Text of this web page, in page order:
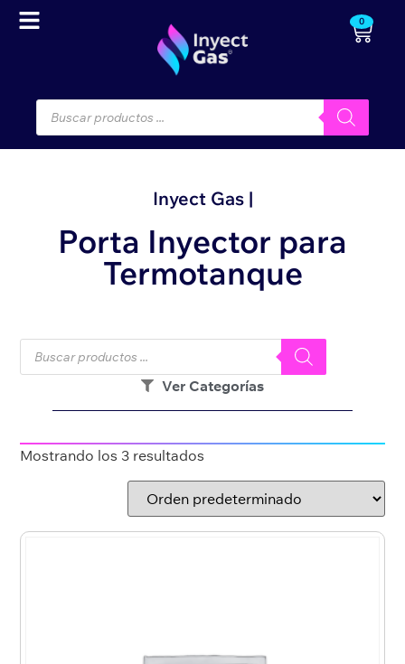
0
Inyect Gas |
Porta Inyector para
Termotanque
Ver Categorías
Mostrando los 3 resultados